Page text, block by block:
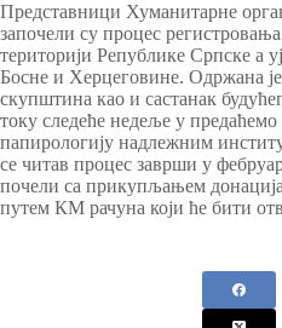
Представници Хуманитарне
започели су процес
територији Републике Српске а
Босне и Херцеговине. Одржана
скупштина као и састанак
току следеће недеље у
папирологију надлежним
се читав процес заврши у
почели са прикупљањем
путем КМ рачуна који ће бити